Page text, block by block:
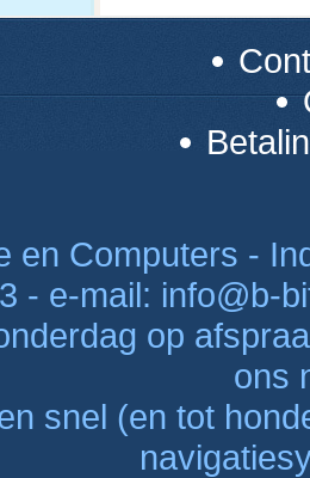
en Computers -
- e-mail: info@b-
op
ons
snel (en tot